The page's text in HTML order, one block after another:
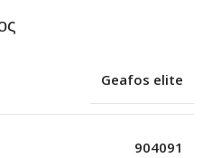
Geafos elite
904091